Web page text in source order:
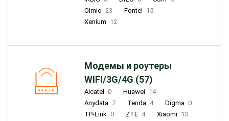
Olmio 23 Fontel
15
Xenium 12
Модемы и роутеры
WIFI/3G/4G (57)
Alcatel 0 Huawei 14
Anydata 7 Tenda 4 Digma 0
TP-Link 0 ZTE 4 Xiaomi 13